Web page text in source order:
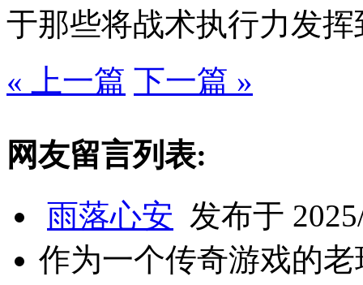
于那些将战术执行力发
« 上一篇 下一篇 »
网友留言列表:
雨落心安 发布于
作为一个传奇游戏的